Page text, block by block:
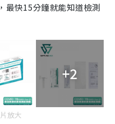
最快15分鐘就能知道檢測
+2
放大